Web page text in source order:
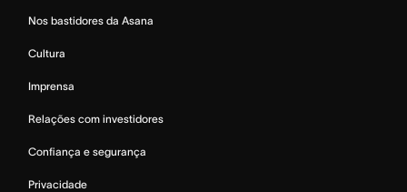
Nos bastidores da Asana
Cultura
Imprensa
Relações com investidores
Confiança e segurança
Privacidade